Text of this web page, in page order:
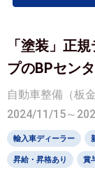
「塗装」正
プのBPセン
自動車整備（板
2024/11/15～
輸入車ディーラー
昇給・昇格あり 賞